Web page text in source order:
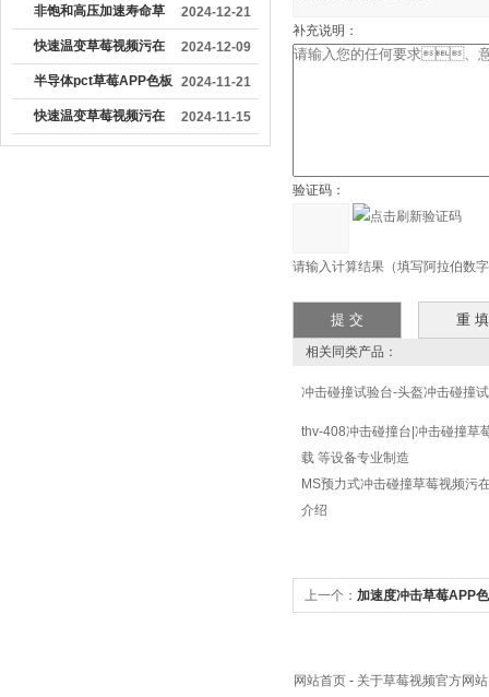
视频污在线观看温度降
得慢
非饱和高压加速寿命草
莓APP色板下载能够更
精确地模拟实际工作环
境
2024-12-21
快速温变草莓视频污在
线观看的温度波动度和
温度均匀度是多少
2024-12-09
半导体pct草莓APP色板
下载的结构组成与工作
原理
2024-11-21
快速温变草莓视频污在
线观看设备工艺
2024-11-15
补充说明：
验证码：
请输入计算结果（填写阿拉伯数字）
相关同类产品：
冲击碰撞试验台-头盔冲击碰撞
thv-408冲击碰撞台|冲击碰撞草
载 等设备专业制造
MS预力式冲击碰撞草莓视频污
介绍
上一个： 加速度冲击草莓APP
网站首页 - 关于草莓视频官方网站